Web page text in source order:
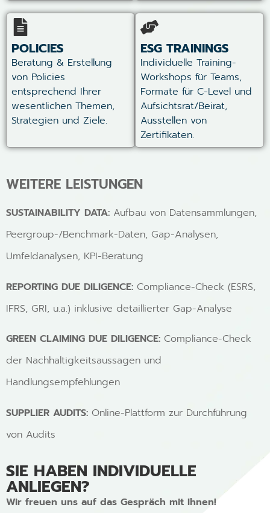
POLICIES
Beratung & Erstellung
von Policies
entsprechend Ihrer
wesentlichen Themen,
Strategien und Ziele.
ESG TRAININGS
Individuelle Training-
Workshops für Teams,
Formate für C-Level und
Aufsichtsrat/Beirat,
Ausstellen von
Zertifikaten.
WEITERE LEISTUNGEN
SUSTAINABILITY DATA: Aufbau von Datensammlungen,
Peergroup-/Benchmark-Daten, Gap-Analysen,
Umfeldanalysen, KPI-Beratung
REPORTING DUE DILIGENCE: Compliance-Check (ESRS,
IFRS, GRI, u.a.) inklusive detaillierter Gap-Analyse
GREEN CLAIMING DUE DILIGENCE: Compliance-Check
der Nachhaltigkeitsaussagen und
Handlungsempfehlungen
SUPPLIER AUDITS: Online-Plattform zur Durchführung
von Audits
SIE HABEN INDIVIDUELLE
ANLIEGEN?
Wir freuen uns auf das Gespräch mit Ihnen!